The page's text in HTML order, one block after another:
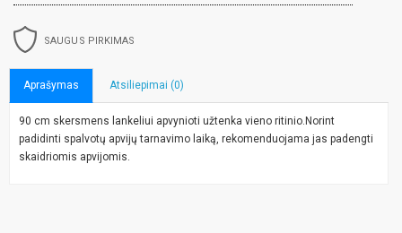
SAUGUS PIRKIMAS
Aprašymas Atsiliepimai (0)
90 cm skersmens lankeliui apvynioti užtenka vieno ritinio.Norint
padidinti spalvotų apvijų tarnavimo laiką, rekomenduojama jas padengti
skaidriomis apvijomis.